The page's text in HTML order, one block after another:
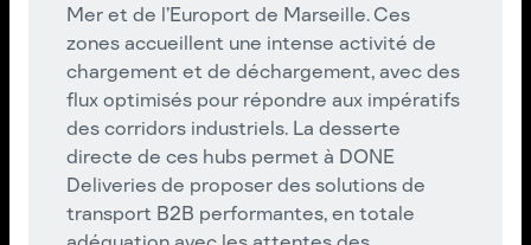
Mer et de l’Europort de Marseille. Ces
zones accueillent une intense activité de
chargement et de déchargement, avec des
flux optimisés pour répondre aux impératifs
des corridors industriels. La desserte
directe de ces hubs permet à DONE
Deliveries de proposer des solutions de
transport B2B performantes, en totale